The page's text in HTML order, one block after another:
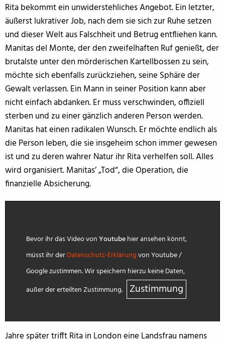
Rita bekommt ein unwiderstehliches Angebot. Ein letzter,
äußerst lukrativer Job, nach dem sie sich zur Ruhe setzen
und dieser Welt aus Falschheit und Betrug entfliehen kann.
Manitas del Monte, der den zweifelhaften Ruf genießt, der
brutalste unter den mörderischen Kartellbossen zu sein,
möchte sich ebenfalls zurückziehen, seine Sphäre der
Gewalt verlassen. Ein Mann in seiner Position kann aber
nicht einfach abdanken. Er muss verschwinden, offiziell
sterben und zu einer gänzlich anderen Person werden.
Manitas hat einen radikalen Wunsch. Er möchte endlich als
die Person leben, die sie insgeheim schon immer gewesen
ist und zu deren wahrer Natur ihr Rita verhelfen soll. Alles
wird organisiert. Manitas’ „Tod“, die Operation, die
finanzielle Absicherung.
Bevor ihr das Video vonYoutubehier ansehen könnt,
müsst ihr derDatenschutz-Erklärungvon Youtube /
Google zustimmen. Wir speichern hierzu keine Daten,
außer der erteilten Zustimmung.
Zustimmung
Jahre später trifft Rita in London eine Landsfrau namens